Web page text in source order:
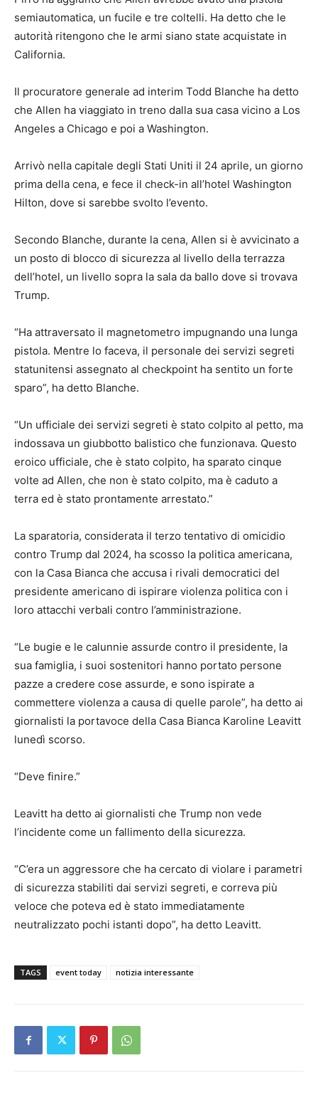
semiautomatica, un fucile e tre coltelli. Ha detto che le
autorità ritengono che le armi siano state acquistate in
California.
Il procuratore generale ad interim Todd Blanche ha detto
che Allen ha viaggiato in treno dalla sua casa vicino a Los
Angeles a Chicago e poi a Washington.
Arrivò nella capitale degli Stati Uniti il ​​24 aprile, un giorno
prima della cena, e fece il check-in all’hotel Washington
Hilton, dove si sarebbe svolto l’evento.
Secondo Blanche, durante la cena, Allen si è avvicinato a
un posto di blocco di sicurezza al livello della terrazza
dell’hotel, un livello sopra la sala da ballo dove si trovava
Trump.
“Ha attraversato il magnetometro impugnando una lunga
pistola. Mentre lo faceva, il personale dei servizi segreti
statunitensi assegnato al checkpoint ha sentito un forte
sparo”, ha detto Blanche.
“Un ufficiale dei servizi segreti è stato colpito al petto, ma
indossava un giubbotto balistico che funzionava. Questo
eroico ufficiale, che è stato colpito, ha sparato cinque
volte ad Allen, che non è stato colpito, ma è caduto a
terra ed è stato prontamente arrestato.”
La sparatoria, considerata il terzo tentativo di omicidio
contro Trump dal 2024, ha scosso la politica americana,
con la Casa Bianca che accusa i rivali democratici del
presidente americano di ispirare violenza politica con i
loro attacchi verbali contro l’amministrazione.
“Le bugie e le calunnie assurde contro il presidente, la
sua famiglia, i suoi sostenitori hanno portato persone
pazze a credere cose assurde, e sono ispirate a
commettere violenza a causa di quelle parole”, ha detto ai
giornalisti la portavoce della Casa Bianca Karoline Leavitt
lunedì scorso.
“Deve finire.”
Leavitt ha detto ai giornalisti che Trump non vede
l’incidente come un fallimento della sicurezza.
“C’era un aggressore che ha cercato di violare i parametri
di sicurezza stabiliti dai servizi segreti, e correva più
veloce che poteva ed è stato immediatamente
neutralizzato pochi istanti dopo”, ha detto Leavitt.
TAGS event today notizia interessante